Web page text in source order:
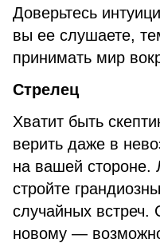
Доверьтесь
вы ее слушаете,
принимать мир
Стрелец
Хватит быть
верить даже в
на вашей стороне.
стройте
случайных встреч.
новому —